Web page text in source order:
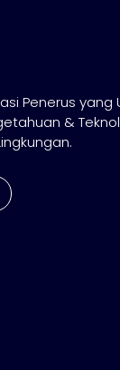
Penerus yang
&